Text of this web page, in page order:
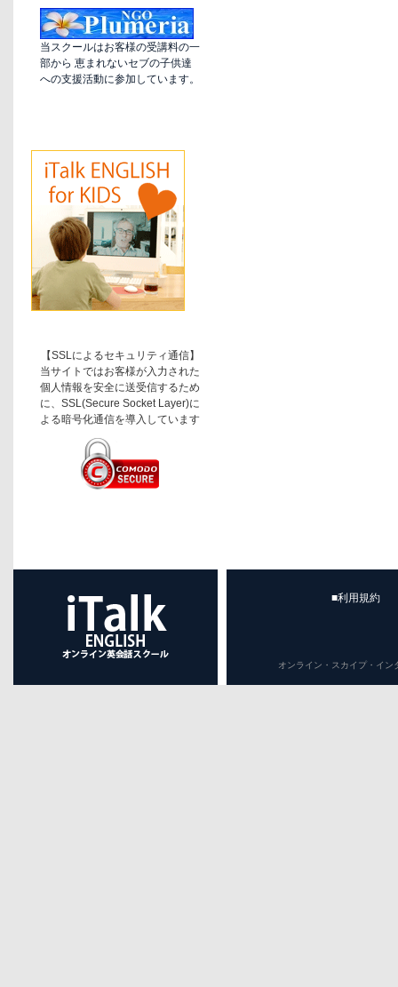
当スクールはお客様の受講料の一
部から 恵まれないセブの子供達
への支援活動に参加しています。
【SSLによるセキュリティ通信】
当サイトではお客様が入力された
個人情報を安全に送受信するため
に、SSL(Secure Socket Layer)に
よる暗号化通信を導入しています
■利用規約
オンライン・スカイプ・イ